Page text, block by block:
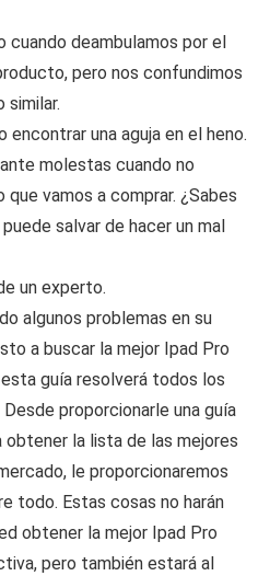
deambulamos por el
pero nos confundimos
una aguja en el heno.
molestas cuando no
vamos a comprar. ¿Sabes
salvar de hacer un mal
un experto.
algunos problemas en su
a buscar la mejor Ipad Pro
guía resolverá todos los
proporcionarle una guía
la lista de las mejores
le proporcionaremos
todo. Estas cosas no harán
obtener la mejor Ipad Pro
pero también estará al